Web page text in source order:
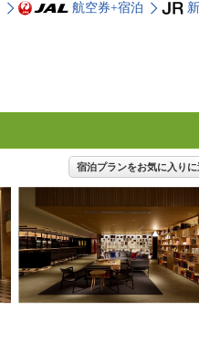
航空券+宿泊
宿泊プランをお気に入りに